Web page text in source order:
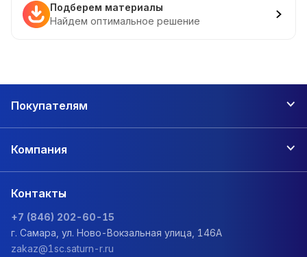
Подберем материалы
Найдем оптимальное решение
Покупателям
Компания
Контакты
+7 (846) 202-60-15
г. Самара, ул. Ново-Вокзальная улица, 146А
zakaz@1sc.saturn-r.ru